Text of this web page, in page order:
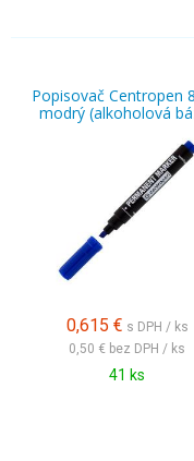
Popisovač Centropen
modrý (alkoholová
0,615 € s DPH / ks
0,50 € bez DPH / ks
41 ks